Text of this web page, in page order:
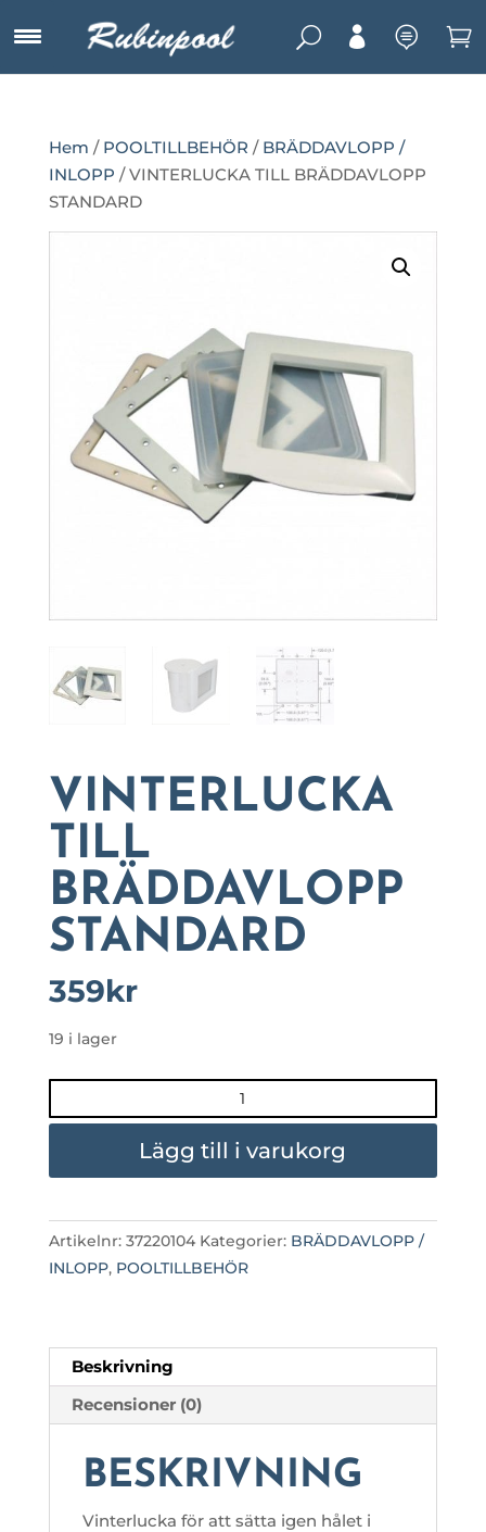
U   
Hem / POOLTILLBEHÖR / BRÄDDAVLOPP /
INLOPP / VINTERLUCKA TILL BRÄDDAVLOPP
STANDARD
VINTERLUCKA
TILL
BRÄDDAVLOPP
STANDARD
359kr
19 i lager
TILL
BRÄDDAVLOPP
STANDARD
Lägg till i varukorg
Artikelnr: 37220104 Kategorier: BRÄDDAVLOPP /
INLOPP, POOLTILLBEHÖR
Beskrivning
Recensioner (0)
BESKRIVNING
Vinterlucka för att sätta igen hålet i